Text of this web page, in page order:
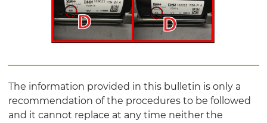
The information provided in this bulletin is only a
recommendation of the procedures to be followed
and it cannot replace at any time neither the